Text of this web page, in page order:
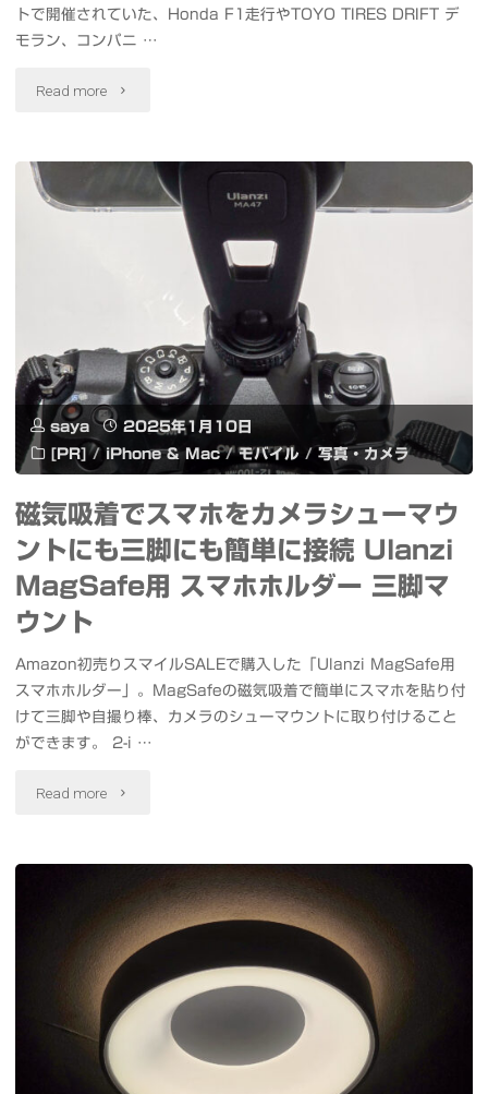
フ
マ
ン
蠣
と
日
本
酒
#
び
っ
#
プ
ス
トで開催されていた、Honda F1走行やTOYO TIRES DRIFT デ
モラン、コンパニ …
Read more "#
サ
ロ
ン
Honda
行・
TOYO
TIRES
DRIFT
ラ
ン・
SPECIAL
LIVE"
saya
2025年1月10日
[PR] / iPhone & Mac / モバイル / 写真・カメラ
磁気吸着でスマホをカメラシューマウ
ントにも三脚にも簡単に接続 Ulanzi
MagSafe用 スマホホルダー 三脚マ
ウント
Amazon初売りスマイルSALEで購入した「Ulanzi MagSafe用
スマホホルダー」。MagSafeの磁気吸着で簡単にスマホを貼り付
けて三脚や自撮り棒、カメラのシューマウントに取り付けること
ができます。 2-i …
Read more "磁
着
で
ス